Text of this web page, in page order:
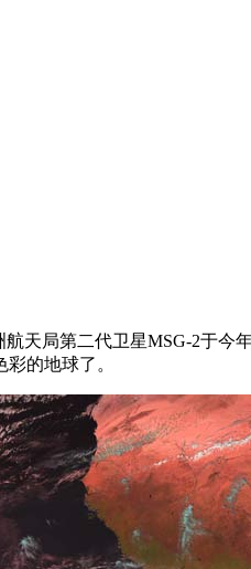
天局第二代卫星MSG-2于
的地球了。